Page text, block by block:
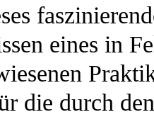
eines in
die durch